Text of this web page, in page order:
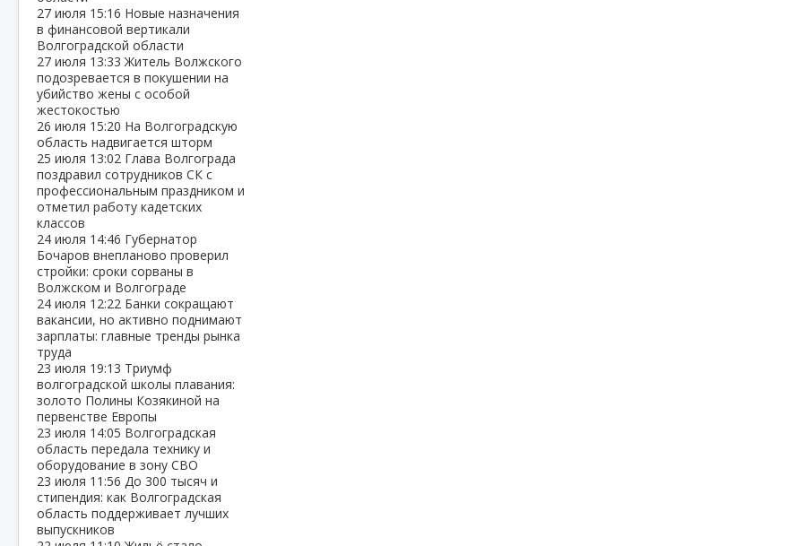
27 июля 15:16 Новые назначения
в финансовой вертикали
Волгоградской области
27 июля 13:33Житель Волжского
подозревается в покушении на
убийство жены с особой
жестокостью
26 июля 15:20 На Волгоградскую
область надвигается шторм
25 июля 13:02 Глава Волгограда
поздравил сотрудников СК с
профессиональным праздником и
отметил работу кадетских
классов
24 июля 14:46 Губернатор
Бочаров внепланово проверил
стройки: сроки сорваны в
Волжском и Волгограде
24 июля 12:22 Банки сокращают
вакансии, но активно поднимают
зарплаты: главные тренды рынка
труда
23 июля 19:13 Триумф
волгоградской школы плавания:
золото Полины Козякиной на
первенстве Европы
23 июля 14:05 Волгоградская
область передала технику и
оборудование в зону СВО
23 июля 11:56 До 300 тысяч и
стипендия: как Волгоградская
область поддерживает лучших
выпускников